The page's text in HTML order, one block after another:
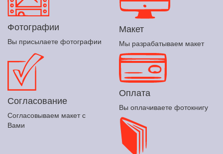
Фотографии
Вы присылаете фотографии
Макет
Мы разрабатываем макет
Согласование
Согласовываем макет с
Вами
Оплата
Вы оплачиваете фотокнигу